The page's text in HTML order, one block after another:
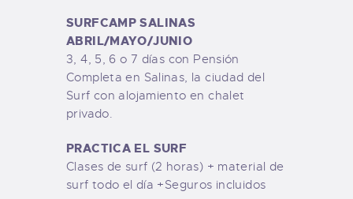
SURFCAMP SALINAS
ABRIL/MAYO/JUNIO
3, 4, 5, 6 o 7 días con Pensión
Completa en Salinas, la ciudad del
Surf con alojamiento en chalet
privado.
PRACTICA EL SURF
Clases de surf (2 horas) + material de
surf todo el día +Seguros incluidos